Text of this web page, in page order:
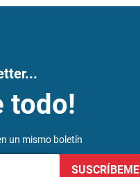
todo!
un mismo boletín
SUSCRÍBEME